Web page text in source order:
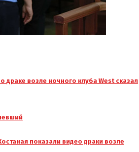
возле ночного клуба West сказал
показали видео драки возле